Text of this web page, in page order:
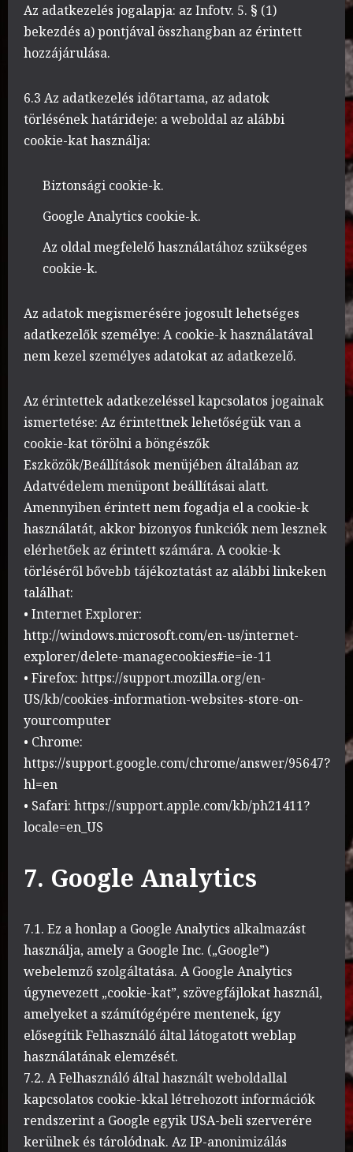
Az adatkezelés jogalapja: az Infotv. 5. § (1)
bekezdés a) pontjával összhangban az érintett
hozzájárulása.
6.3 Az adatkezelés időtartama, az adatok
törlésének határideje: a weboldal az alábbi
cookie-kat használja:
Biztonsági cookie-k.
Google Analytics cookie-k.
Az oldal megfelelő használatához szükséges
cookie-k.
Az adatok megismerésére jogosult lehetséges
adatkezelők személye: A cookie-k használatával
nem kezel személyes adatokat az adatkezelő.
Az érintettek adatkezeléssel kapcsolatos jogainak
ismertetése: Az érintettnek lehetőségük van a
cookie-kat törölni a böngészők
Eszközök/Beállítások menüjében általában az
Adatvédelem menüpont beállításai alatt.
Amennyiben érintett nem fogadja el a cookie-k
használatát, akkor bizonyos funkciók nem lesznek
elérhetőek az érintett számára. A cookie-k
törléséről bővebb tájékoztatást az alábbi linkeken
találhat:
• Internet Explorer:
http://windows.microsoft.com/en-us/internet-
explorer/delete-managecookies#ie=ie-11
• Firefox: https://support.mozilla.org/en-
US/kb/cookies-information-websites-store-on-
yourcomputer
• Chrome:
https://support.google.com/chrome/answer/95647?
hl=en
• Safari: https://support.apple.com/kb/ph21411?
locale=en_US
7. Google Analytics
7.1. Ez a honlap a Google Analytics alkalmazást
használja, amely a Google Inc. („Google”)
webelemző szolgáltatása. A Google Analytics
úgynevezett „cookie-kat”, szövegfájlokat használ,
amelyeket a számítógépére mentenek, így
elősegítik Felhasználó által látogatott weblap
használatának elemzését.
7.2. A Felhasználó által használt weboldallal
kapcsolatos cookie-kkal létrehozott információk
rendszerint a Google egyik USA-beli szerverére
kerülnek és tárolódnak. Az IP-anonimizálás